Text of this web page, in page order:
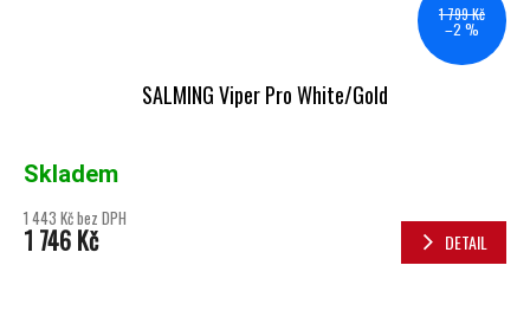
1 799 Kč
–2 %
SALMING Viper Pro White/Gold
Skladem
1 443 Kč bez DPH
1 746 Kč DETAIL